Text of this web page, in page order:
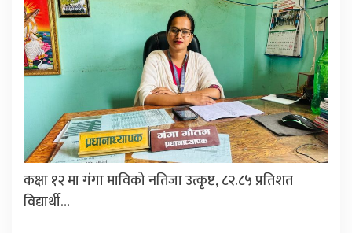
कक्षा १२ मा गंगा माविको नतिजा उत्कृष्ट, ८२.८५ प्रतिशत
विद्यार्थी…